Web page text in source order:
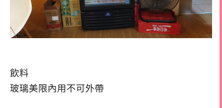
飲料
玻璃美限內用不可外帶